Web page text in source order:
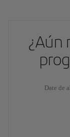
¿Aún
Date de